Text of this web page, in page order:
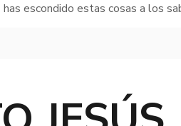
escondido estas cosas a los